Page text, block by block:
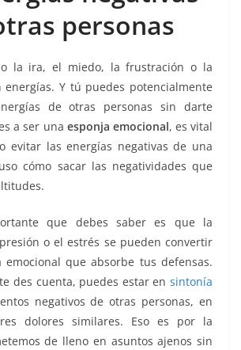
p k
personas
la ira, el miedo, la frustración o la
energías. Y tú puedes potencialmente
de otras personas sin darte
a ser una esponja emocional, es vital
evitar las energías negativas de una
cómo sacar las negatividades que
que debes saber es que la
o el estrés se pueden convertir
que absorbe tus defensas.
des cuenta, puedes estar en sintonía
negativos de otras personas, en
dolores similares. Eso es por la
de lleno en asuntos ajenos sin